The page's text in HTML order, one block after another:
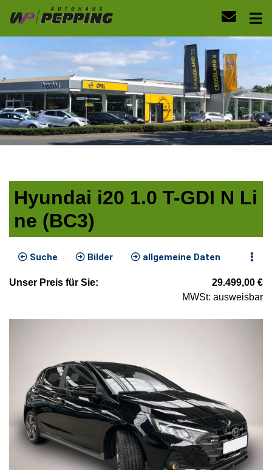
Hyundai i20 1.0 T-GDI N Li
ne (BC3)
Suche Bilder allgemeine Daten
Unser Preis für Sie: 29.499,00 €
MWSt: ausweisbar